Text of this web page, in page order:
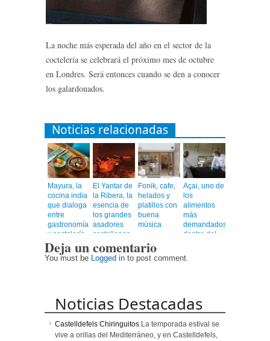
La noche más esperada del año en el sector de la
coctelería se celebrará el próximo mes de octubre
en Londres. Será entonces cuando se den a conocer
los galardonados.
Noticias relacionadas
Mayura, la
cocina india
que dialoga
entre
gastronomía
y coctelería
de autor
El Yantar de
la Ribera, la
esencia de
los grandes
asadores
castellanos
corazón de
Barcelona
Fonik, cafe,
helados y
platillos con
buena
música
Açai, uno de
los
alimentos
más
demandados
dentro del
healthy
Deja un comentario
You must be Logged in to post comment.
Noticias Destacadas
Castelldefels Chiringuitos La temporada estival se
vive a orillas del Mediterráneo, y en Castelldefels,